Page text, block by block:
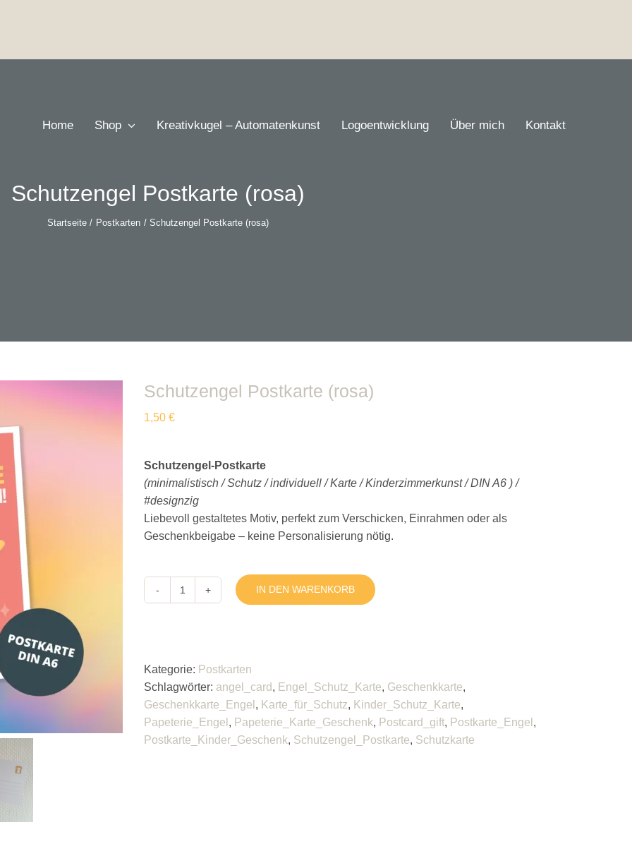
Home Shop Kreativkugel – Automatenkunst Logoentwicklung Über mich Kontakt
Schutzengel Postkarte (rosa)
Startseite Postkarten Schutzengel Postkarte (rosa)
Schutzengel Postkarte (rosa)
1,50 €
Schutzengel-Postkarte
(minimalistisch / Schutz / individuell / Karte / Kinderzimmerkunst / DIN A6 ) /
#designzig
Liebevoll gestaltetes Motiv, perfekt zum Verschicken, Einrahmen oder als
Geschenkbeigabe – keine Personalisierung nötig.
Schutzengel
IN DEN WARENKORB
Kategorie: Postkarten
Schlagwörter: angel_card, Engel_Schutz_Karte, Geschenkkarte,
Geschenkkarte_Engel , Karte_für_Schutz, Kinder_Schutz_Karte,
Papeterie_Engel , Papeterie_Karte_Geschenk, Postcard_gift, Postkarte_Engel ,
Postkarte_Kinder_Geschenk, Schutzengel_Postkarte, Schutzkarte